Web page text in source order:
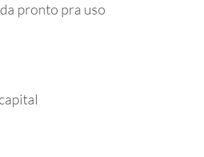
pronto pra uso